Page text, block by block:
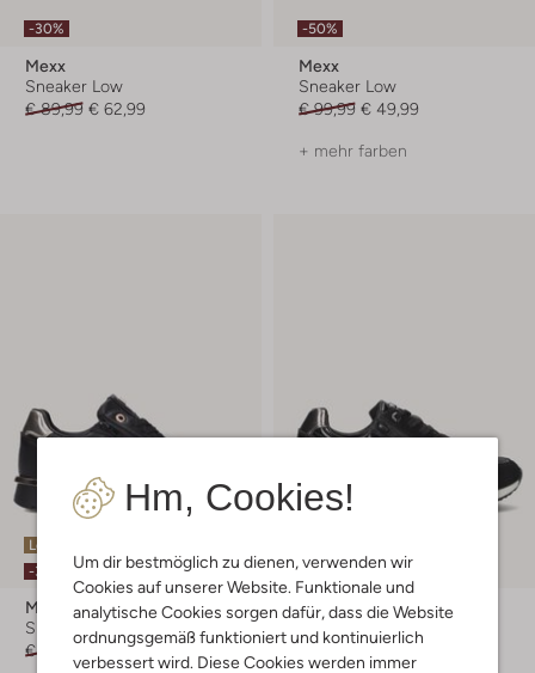
Hm, Cookies!
Um dir bestmöglich zu dienen, verwenden wir
Cookies auf unserer Website. Funktionale und
analytische Cookies sorgen dafür, dass die Website
ordnungsgemäß funktioniert und kontinuierlich
verbessert wird. Diese Cookies werden immer
-30%
Mexx
Sneaker Low
€ 89,99 € 62,99
-50%
Mexx
Sneaker Low
€ 99,99 € 49,99
+ mehr farben
Letzter Artikel
-30%
Mexx
Sneaker Low
€ 79,99 € 55,99
-50%
Mexx
Sneaker Low
€ 89,95 € 44,99